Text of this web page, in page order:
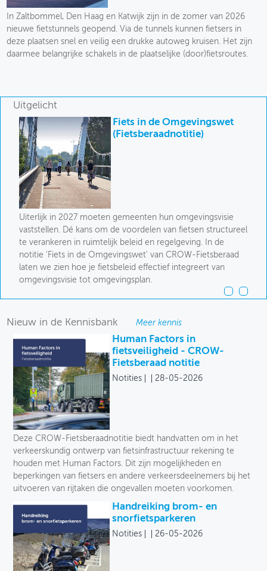
In Zaltbommel, Den Haag en Katwijk zijn in de zomer van 2026
nieuwe fietstunnels geopend. Via de tunnels kunnen fietsers in
deze plaatsen snel en veilig een drukke autoweg kruisen. Het zijn
daarmee belangrijke schakels in de plaatselijke (door)fietsroutes.
Uitgelicht
Fiets in de Omgevingswet
(Fietsberaadnotitie)
Uiterlijk in 2027 moeten gemeenten hun omgevingsvisie
vaststellen. Dé kans om de voordelen van fietsen structureel
te verankeren in ruimtelijk beleid en regelgeving. In de
notitie 'Fiets in de Omgevingswet' van CROW-Fietsberaad
laten we zien hoe je fietsbeleid effectief integreert van
omgevingsvisie tot omgevingsplan.
Nieuw in de Kennisbank Meer kennis
Human Factors in
fietsveiligheid - CROW-
Fietsberaad notitie
Notities 28-05-2026
Deze CROW-Fietsberaadnotitie biedt handvatten om in het
verkeerskundig ontwerp van fietsinfrastructuur rekening te
houden met Human Factors. Dit zijn mogelijkheden en
beperkingen van fietsers en andere verkeersdeelnemers bij het
uitvoeren van rijtaken die ongevallen moeten voorkomen.
Handreiking brom- en
snorfietsparkeren
Notities 26-05-2026